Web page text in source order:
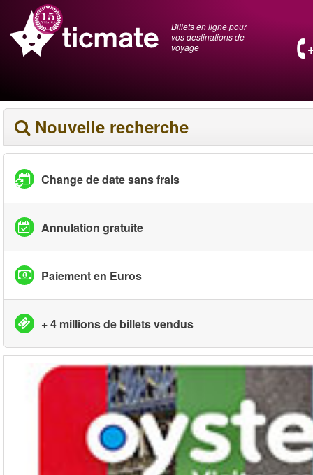
Billets en ligne pour
vos destinations de
voyage
Nouvelle recherche
Change de date sans frais
Annulation gratuite
Paiement en Euros
+ 4 millions de billets vendus